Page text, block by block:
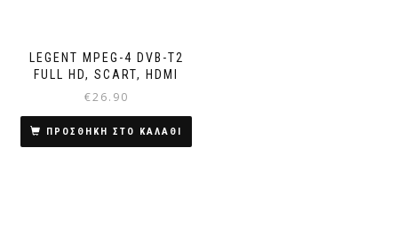
LEGENT MPEG-4 DVB-T2
FULL HD, SCART, HDMI
€26.90
ΠΡΟΣΘΗΚΗ ΣΤΟ ΚΑΛΑΘΙ